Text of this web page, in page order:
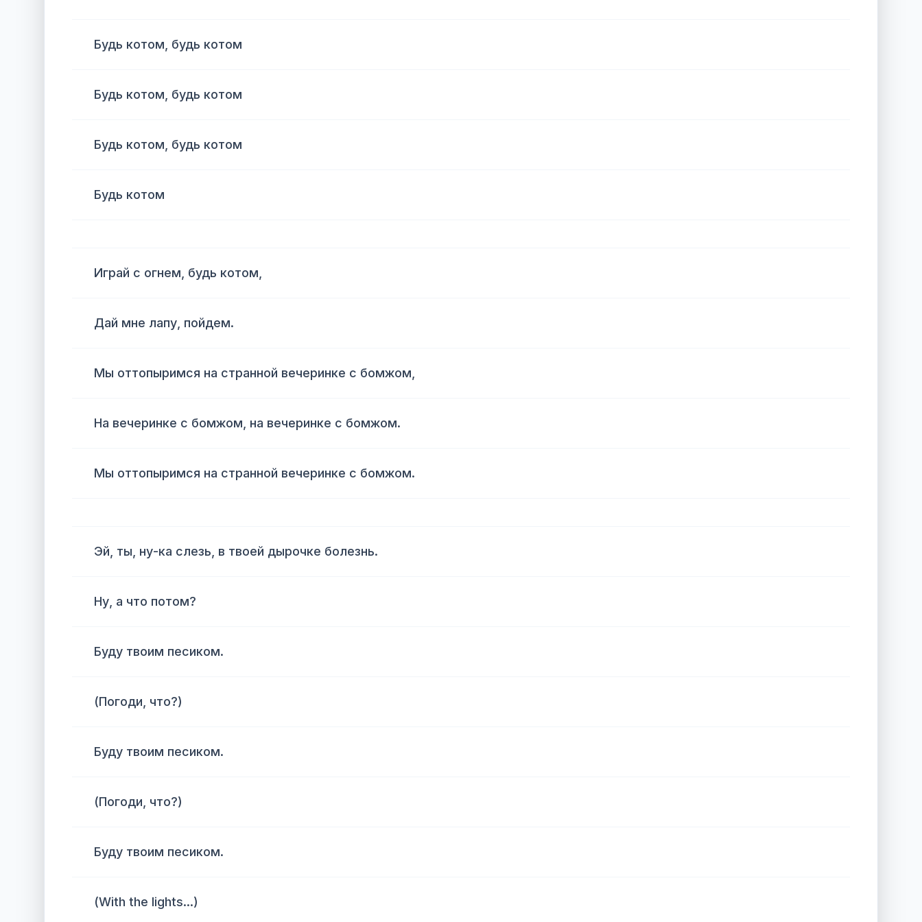
Будь котом, будь котом
Будь котом, будь котом
Будь котом, будь котом
Будь котом
Играй с огнем, будь котом,
Дай мне лапу, пойдем.
Мы оттопыримся на странной вечеринке с бомжом,
На вечеринке с бомжом, на вечеринке с бомжом.
Мы оттопыримся на странной вечеринке с бомжом.
Эй, ты, ну-ка слезь, в твоей дырочке болезнь.
Ну, а что потом?
Буду твоим песиком.
(Погоди, что?)
Буду твоим песиком.
(Погоди, что?)
Буду твоим песиком.
(With the lights...)